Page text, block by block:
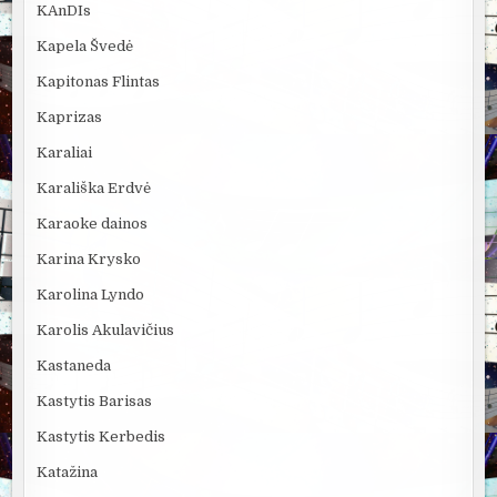
KAnDIs
Kapela Švedė
Kapitonas Flintas
Kaprizas
Karaliai
Karališka Erdvė
Karaoke dainos
Karina Krysko
Karolina Lyndo
Karolis Akulavičius
Kastaneda
Kastytis Barisas
Kastytis Kerbedis
Katažina